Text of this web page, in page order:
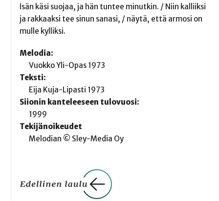
Isän käsi suojaa, ja hän tuntee minutkin. / Niin kalliiksi
ja rakkaaksi tee sinun sanasi, / näytä, että armosi on
mulle kylliksi.
Melodia:
Vuokko Yli-Opas 1973
Teksti:
Eija Kuja-Lipasti 1973
Siionin kanteleeseen tulovuosi:
1999
Tekijänoikeudet
Melodian © Sley-Media Oy